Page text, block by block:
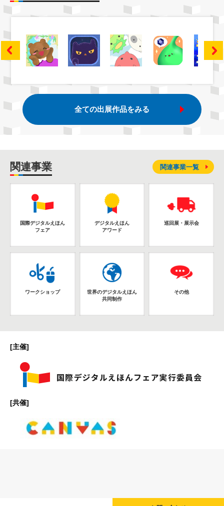
全ての出展作品をみる
関連事業
国際デジタルえほん
フェア
デジタルえほん
アワード
巡回展・展示会
ワークショップ
世界のデジタルえほん
共同制作
その他
関連事業一覧
[主催]
[共催]